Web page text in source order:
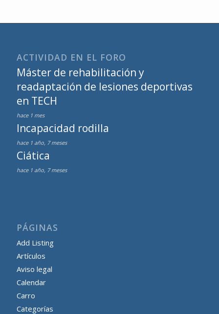
ACTIVIDAD EN EL FORO
Máster de rehabilitación y
readaptación de lesiones deportivas
en TECH
hace 1 mes
Incapacidad rodilla
hace 1 año, 7 meses
Ciática
hace 1 año, 7 meses
PÁGINAS
Add Listing
Artículos
Aviso legal
Calendar
Carro
Categorías